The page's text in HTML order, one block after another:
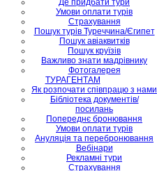
Де придбати тури
Умови оплати турів
Страхування
Пошук турів Туреччина/Єгипет
Пошук авіаквитків
Пошук круїзів
Важливо знати мадрівнику
Фотогалерея
ТУРАГЕНТАМ
Як розпочати співпрацю з нами
Бібліотека документів/
посилань
Попереднє бронювання
Умови оплати турів
Ануляція та перебронювання
Вебінари
Рекламні тури
Страхування